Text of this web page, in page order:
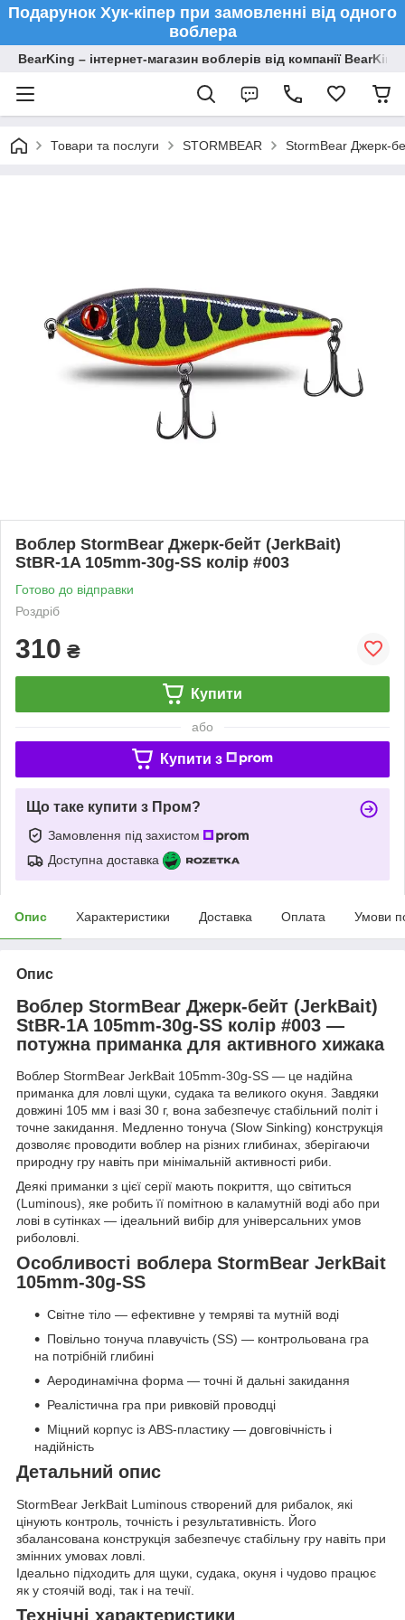
Подарунок Хук-кіпер при замовленні від одного
воблера
BearKing – інтернет-магазин воблерів від компанії BearKing
Товари та послуги STORMBEAR StormBear Джерк-
Воблер StormBear Джерк-бейт (JerkBait)
StBR-1A 105mm-30g-SS колір #003
Готово до відправки
Роздріб
310 ₴
Купити
або
Купити з
Що таке купити з Пром?
Замовлення під захистом
Доступна доставка
Опис Характеристики Доставка Оплата Умови
Опис
Воблер StormBear Джерк-бейт (JerkBait)
StBR-1A 105mm-30g-SS колір #003 —
потужна приманка для активного хижака
Воблер StormBear JerkBait 105mm-30g-SS — це надійна
приманка для ловлі щуки, судака та великого окуня. Завдяки
довжині 105 мм і вазі 30 г, вона забезпечує стабільний політ і
точне закидання. Медленно тонуча (Slow Sinking) конструкція
дозволяє проводити воблер на різних глибинах, зберігаючи
природну гру навіть при мінімальній активності риби.
Деякі приманки з цієї серії мають покриття, що світиться
(Luminous), яке робить її помітною в каламутній воді або при
лові в сутінках — ідеальний вибір для універсальних умов
риболовлі.
Особливості воблера StormBear JerkBait
105mm-30g-SS
Світне тіло — ефективне у темряві та мутній воді
Повільно тонуча плавучість (SS) — контрольована гра
на потрібній глибині
Аеродинамічна форма — точні й дальні закидання
Реалістична гра при ривковій проводці
Міцний корпус із ABS-пластику — довговічність і
надійність
Детальний опис
StormBear JerkBait Luminous створений для рибалок, які
цінують контроль, точність і результативність. Його
збалансована конструкція забезпечує стабільну гру навіть при
змінних умовах ловлі.
Ідеально підходить для щуки, судака, окуня і чудово працює
як у стоячій воді, так і на течії.
Технічні характеристики